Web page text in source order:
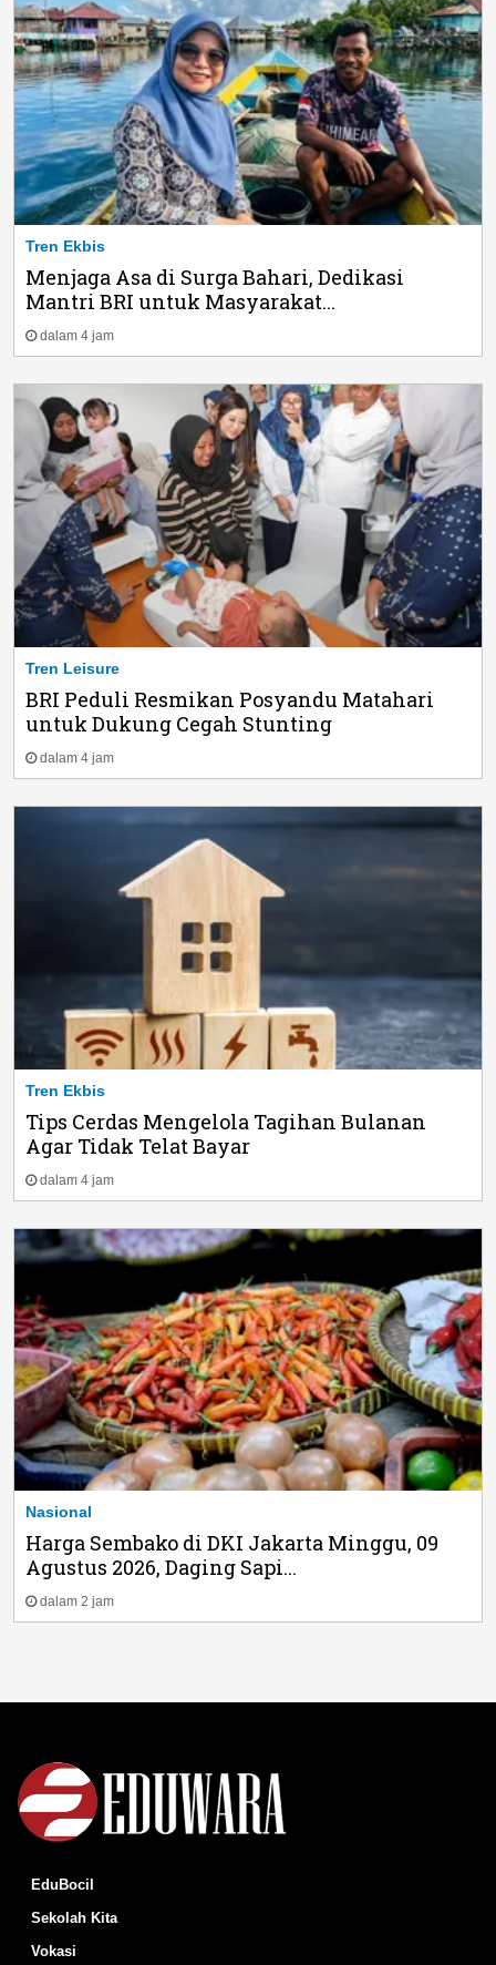
Tren Ekbis
Menjaga Asa di Surga Bahari, Dedikasi
Mantri BRI untuk Masyarakat...
dalam 4 jam
Tren Leisure
BRI Peduli Resmikan Posyandu Matahari
untuk Dukung Cegah Stunting
dalam 4 jam
Tren Ekbis
Tips Cerdas Mengelola Tagihan Bulanan
Agar Tidak Telat Bayar
dalam 4 jam
Nasional
Harga Sembako di DKI Jakarta Minggu, 09
Agustus 2026, Daging Sapi...
dalam 2 jam
EduBocil
Sekolah Kita
Vokasi